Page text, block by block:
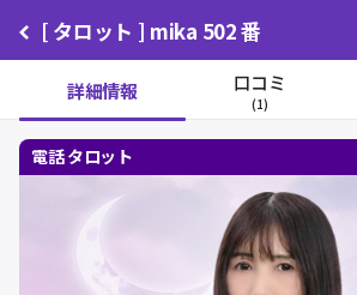
[ タロット ] mika 502 番
詳細情報 口コミ
(1)